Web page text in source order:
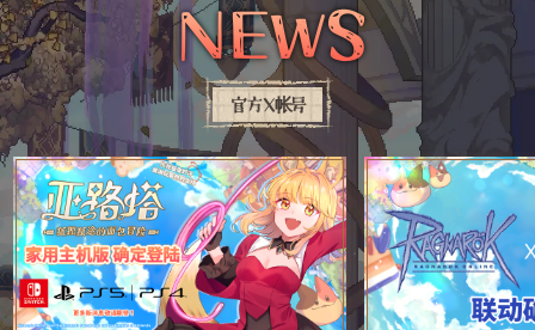
NEWS
官方X帐号